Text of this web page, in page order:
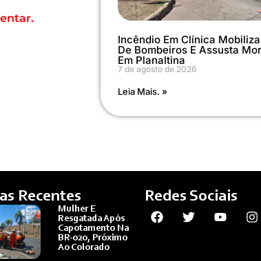
Incêndio Em Clínica
De Bombeiros E Assusta
Em Planaltina
7 de agosto de 2026
Leia Mais. »
Recentes
Mulher É
Resgatada Após
Capotamento Na
BR-020, Próximo
Ao Colorado
Redes Sociais